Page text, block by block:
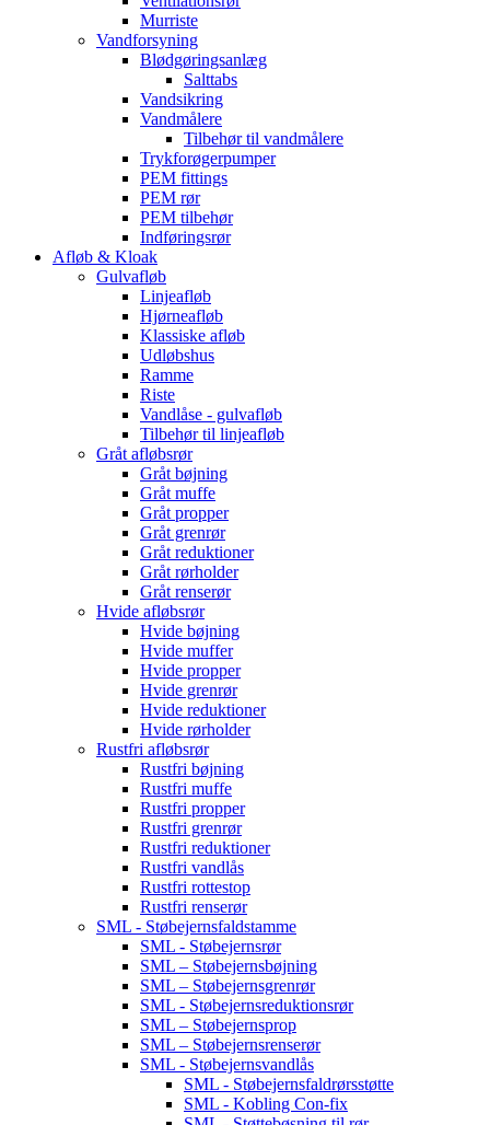
Murriste
Vandforsyning
Blødgøringsanlæg
Salttabs
Vandsikring
Vandmålere
Tilbehør til vandmålere
Trykforøgerpumper
PEM fittings
PEM rør
PEM tilbehør
Indføringsrør
Afløb & Kloak
Gulvafløb
Linjeafløb
Hjørneafløb
Klassiske afløb
Udløbshus
Ramme
Riste
Vandlåse - gulvafløb
Tilbehør til linjeafløb
Gråt afløbsrør
Gråt bøjning
Gråt muffe
Gråt propper
Gråt grenrør
Gråt reduktioner
Gråt rørholder
Gråt renserør
Hvide afløbsrør
Hvide bøjning
Hvide muffer
Hvide propper
Hvide grenrør
Hvide reduktioner
Hvide rørholder
Rustfri afløbsrør
Rustfri bøjning
Rustfri muffe
Rustfri propper
Rustfri grenrør
Rustfri reduktioner
Rustfri vandlås
Rustfri rottestop
Rustfri renserør
SML - Støbejernsfaldstamme
SML - Støbejernsrør
SML – Støbejernsbøjning
SML – Støbejernsgrenrør
SML - Støbejernsreduktionsrør
SML – Støbejernsprop
SML – Støbejernsrenserør
SML - Støbejernsvandlås
SML - Støbejernsfaldrørsstøtte
SML - Kobling Con-fix